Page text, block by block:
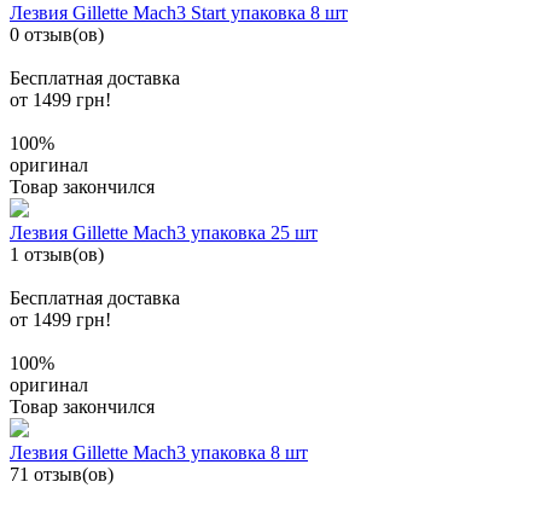
Лезвия Gillette Mach3 Start упаковка 8 шт
0 отзыв(ов)
Бесплатная доставка
от 1499 грн!
100%
оригинал
Товар закончился
Лезвия Gillette Mach3 упаковка 25 шт
1 отзыв(ов)
Бесплатная доставка
от 1499 грн!
100%
оригинал
Товар закончился
Лезвия Gillette Mach3 упаковка 8 шт
71 отзыв(ов)